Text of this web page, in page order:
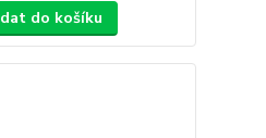
do košíku